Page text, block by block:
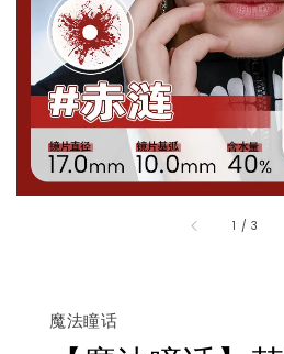
1 /3
魔法瞳话